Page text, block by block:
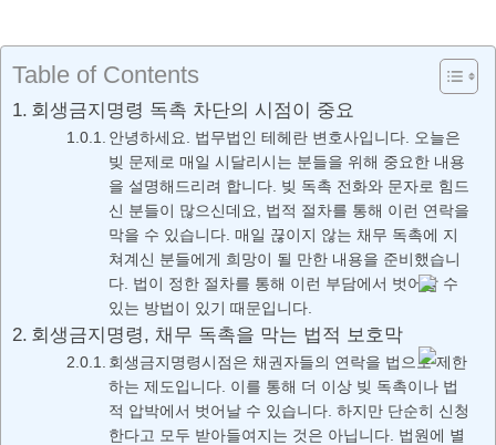
Table of Contents
회생금지명령 독촉 차단의 시점이 중요
안녕하세요. 법무법인 테헤란 변호사입니다. 오늘은
빚 문제로 매일 시달리시는 분들을 위해 중요한 내용
을 설명해드리려 합니다. 빚 독촉 전화와 문자로 힘드
신 분들이 많으신데요, 법적 절차를 통해 이런 연락을
막을 수 있습니다. 매일 끊이지 않는 채무 독촉에 지
쳐계신 분들에게 희망이 될 만한 내용을 준비했습니
다. 법이 정한 절차를 통해 이런 부담에서 벗어날 수
있는 방법이 있기 때문입니다.
회생금지명령, 채무 독촉을 막는 법적 보호막
회생금지명령시점은 채권자들의 연락을 법으로 제한
하는 제도입니다. 이를 통해 더 이상 빚 독촉이나 법
적 압박에서 벗어날 수 있습니다. 하지만 단순히 신청
한다고 모두 받아들여지는 것은 아닙니다. 법원에 별